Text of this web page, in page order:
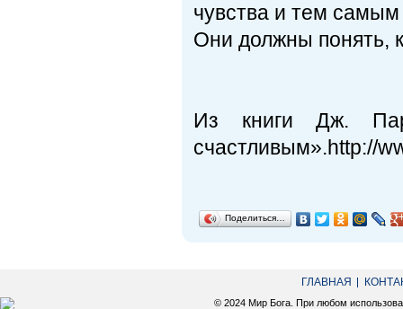
чувства и тем
Они должны понять,
Из книги Дж.
счастливым».http://
Поделиться…
ГЛАВНАЯ
© 2024 Мир Бога. При любом